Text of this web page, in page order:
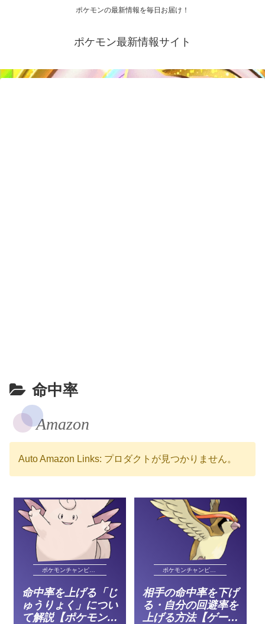
ポケモンの最新情報を毎日お届け！
ポケモン最新情報サイト
命中率
Amazon
Auto Amazon Links: プロダクトが見つかりません。
命中率を上げる「じ
ゅうりょく」につい
て解説【ポケモンチ
相手の命中率を下げ
る・自分の回避率を
上げる方法【ゲーム